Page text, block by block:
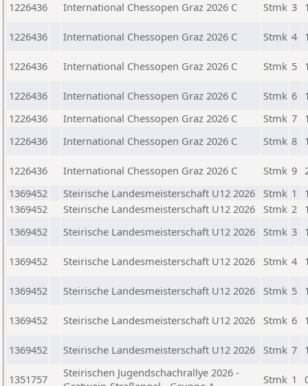
1226436 International Chessopen Graz 2026 C Stmk 3
1226436 International Chessopen Graz 2026 C Stmk 4
1226436 International Chessopen Graz 2026 C Stmk 5
1226436 International Chessopen Graz 2026 C Stmk 6
1226436
International Chessopen Graz 2026 C Stmk 7
1226436
International Chessopen Graz 2026 C Stmk 8
1226436 International Chessopen Graz 2026 C Stmk 9
1369452
Steirische Landesmeisterschaft U12 2026 Stmk 1
1369452
Steirische Landesmeisterschaft U12 2026 Stmk 2
1369452
Steirische Landesmeisterschaft U12 2026 Stmk 3
1369452 Steirische Landesmeisterschaft U12 2026 Stmk 4
1369452 Steirische Landesmeisterschaft U12 2026 Stmk 5
1369452 Steirische Landesmeisterschaft U12 2026 Stmk 6
1369452 Steirische Landesmeisterschaft U12 2026 Stmk 7
1351757
Steirischen Jugendschachrallye 2026 -
Stmk 1